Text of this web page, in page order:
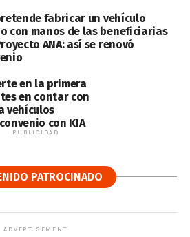
fabricar un vehículo
con manos de las beneficiarias
ANA: así se renovó
en la primera
en contar con
vehículos
con KIA
PUBLICIDAD
PATROCINADO
ADVERTISEMENT